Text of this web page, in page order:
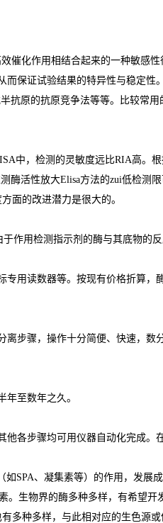
催化作用相结合起来的一种敏感
保证试验结果的特异性与稳定
抗原的抗原竞争法等等。比较常用
中，检测的灵敏度远比RIA高。
酶活性放大Elisa方法的zui低检测
面的改进潜力是很大的。
于作用检测指示剂的酶与其底物的
用读数器等。按现有价格折算，
步骤，操作十分简便、快速，数
至数年之久。
各步骤均可用仪器自动化完成。
如 SPA、凝集素等）的作用，发展
。生物界的酶多种多样，有希望开
多种多样，与此相对应的生色源